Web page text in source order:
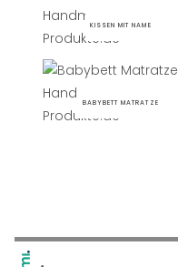
KISSEN MIT NAME
BABYBETT MATRATZE